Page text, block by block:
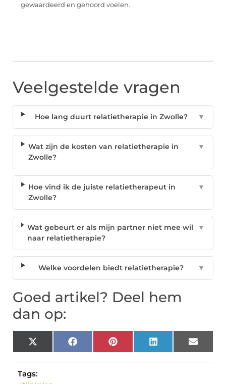
gewaardeerd en gehoord voelen.
Veelgestelde vragen
Hoe lang duurt relatietherapie in Zwolle? ▼
Wat zijn de kosten van relatietherapie in
Zwolle?
▼
Hoe vind ik de juiste relatietherapeut in
Zwolle?
▼
Wat gebeurt er als mijn partner niet mee wil
naar relatietherapie?
▼
Welke voordelen biedt relatietherapie? ▼
Goed artikel? Deel hem
dan op:
X
(Twitter)
Facebook Pinterest LinkedIn Email
Tags: